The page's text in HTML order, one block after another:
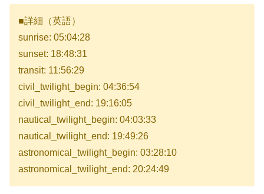
■詳細（英語）
sunrise: 05:04:28
sunset: 18:48:31
transit: 11:56:29
civil_twilight_begin: 04:36:54
civil_twilight_end: 19:16:05
nautical_twilight_begin: 04:03:33
nautical_twilight_end: 19:49:26
astronomical_twilight_begin: 03:28:10
astronomical_twilight_end: 20:24:49